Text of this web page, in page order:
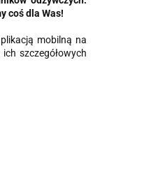
coś dla Was!
mobilną na
szczegółowych